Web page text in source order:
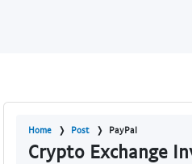
Home Post PayPal
Crypto Exchange